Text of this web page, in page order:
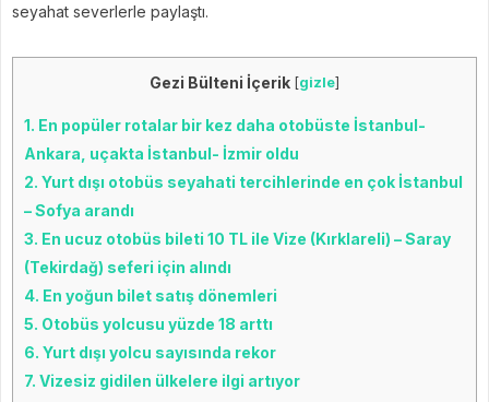
seyahat severlerle paylaştı.
Gezi Bülteni İçerik [gizle]
1. En popüler rotalar bir kez daha otobüste İstanbul-
Ankara, uçakta İstanbul- İzmir oldu
2. Yurt dışı otobüs seyahati tercihlerinde en çok İstanbul
– Sofya arandı
3. En ucuz otobüs bileti 10 TL ile Vize (Kırklareli) – Saray
(Tekirdağ) seferi için alındı
4. En yoğun bilet satış dönemleri
5. Otobüs yolcusu yüzde 18 arttı
6. Yurt dışı yolcu sayısında rekor
7. Vizesiz gidilen ülkelere ilgi artıyor